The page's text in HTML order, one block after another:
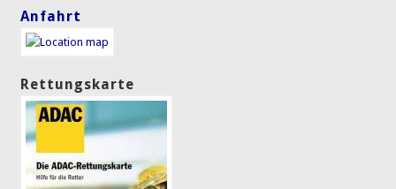
Anfahrt
Rettungskarte